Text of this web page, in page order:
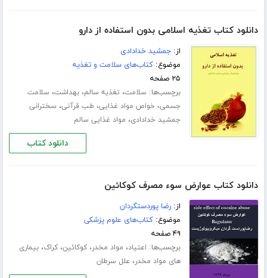
دانلود کتاب تغذیه اسلامی بدون استفاده از دارو
از:جمشید خدادادی
موضوع:کتاب‌های سلامت و تغذیه
۲۵ صفحه
برچسب‌ها: سلامت، تغذیه سالم،بهداشت، سلامت
جسمی، خواص مواد غذایی، طب قرآنی، سخترانی
جمشید خدادادی، مواد غذایی سالم
دانلود کتاب
دانلود کتاب عوارض سوء مصرف کوکائین
از:رضا پوردستگردان
موضوع:کتاب‌های علوم پزشکی
۴۹ صفحه
برچسب‌ها: اعتیاد، مواد مخدر،کوکائین،کراک،بیماری
های مواد مخدر، علل سرطان